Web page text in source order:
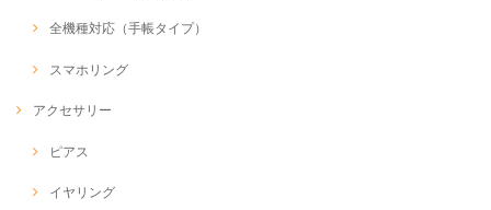
全機種対応（手帳タイプ）
スマホリング
アクセサリー
ピアス
イヤリング